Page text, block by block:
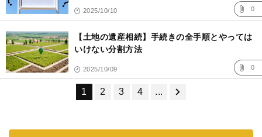
2025/10/10 0
【土地の遺産相続】手続きの全手順とやっては
いけない分割方法
2025/10/09 0
1 2 3 4 ...